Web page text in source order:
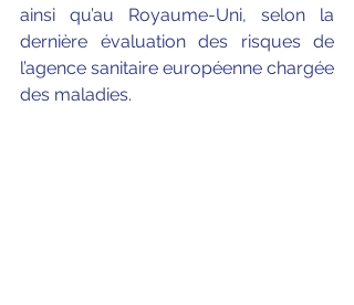
ainsi qu’au Royaume-Uni, selon la
dernière évaluation des risques de
l’agence sanitaire européenne chargée
des maladies.